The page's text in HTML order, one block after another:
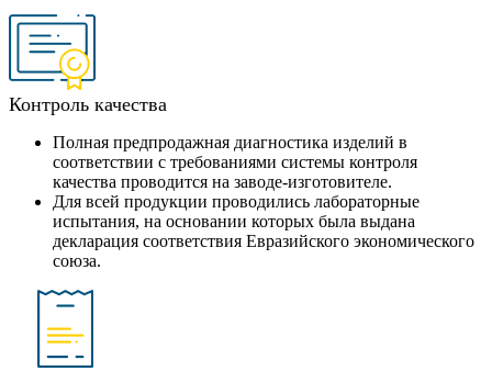
Контроль качества
Полная предпродажная диагностика изделий в
соответствии с требованиями системы контроля
качества проводится на заводе-изготовителе.
Для всей продукции проводились лабораторные
испытания, на основании которых была выдана
декларация соответствия Евразийского экономического
союза.